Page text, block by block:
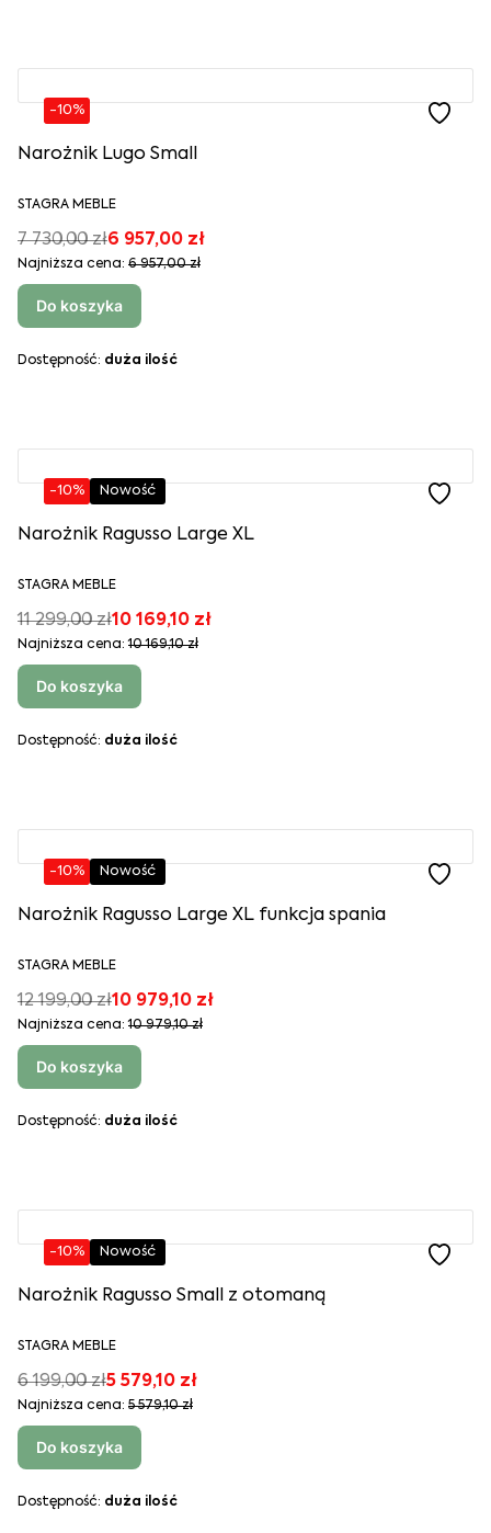
-10%
Narożnik Lugo Small
STAGRA MEBLE
7 730,00 zł6 957,00 zł
Najniższa cena: 6 957,00 zł
Do koszyka
Dostępność: duża ilość
-10% Nowość
Narożnik Ragusso Large XL
STAGRA MEBLE
11 299,00 zł10 169,10 zł
Najniższa cena: 10 169,10 zł
Do koszyka
Dostępność: duża ilość
-10% Nowość
Narożnik Ragusso Large XL funkcja spania
STAGRA MEBLE
12 199,00 zł10 979,10 zł
Najniższa cena: 10 979,10 zł
Do koszyka
Dostępność: duża ilość
-10% Nowość
Narożnik Ragusso Small z otomaną
STAGRA MEBLE
6 199,00 zł5 579,10 zł
Najniższa cena: 5 579,10 zł
Do koszyka
Dostępność: duża ilość